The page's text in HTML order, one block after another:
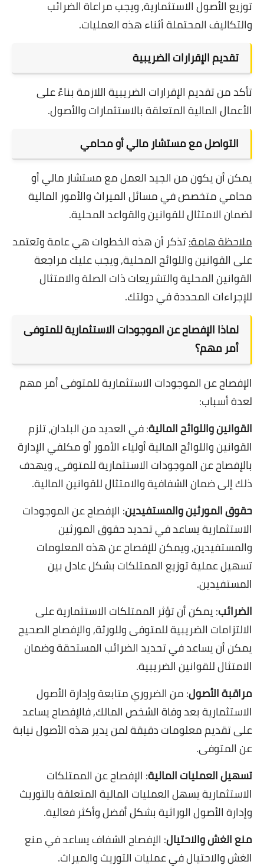
توزيع الأصول الاستثمارية, ويجب مراعاة الضرائب
والتكاليف المحتملة أثناء هذه العمليات.
تقديم الإقرارات الضريبية
تأكد من تقديم الإقرارات الضريبية اللازمة بناءً على
الأعمال المالية المتعلقة بالاستثمارات والأصول.
التواصل مع مستشار مالي أو محامي
يمكن أن يكون من الجيد العمل مع مستشار مالي أو
محامي متخصص في مسائل الميراث والأمور المالية
لضمان الامتثال للقوانين والقواعد المحلية.
ملاحظة هامة:تذكر أن هذه الخطوات هي عامة وتعتمد
على القوانين واللوائح المحلية, ويجب عليك مراجعة
القوانين المحلية والتشريعات ذات الصلة والامتثال
للإجراءات المحددة في دولتك.
لماذا الإفصاح عن الموجودات الاستثمارية للمتوفى
أمر مهم؟
الإفصاح عن الموجودات الاستثمارية للمتوفى أمر مهم
لعدة أسباب:
القوانين واللوائح المالية: في العديد من البلدان، تلزم
القوانين واللوائح المالية أولياء الأمور أو مكلفي الإدارة
بالإفصاح عن الموجودات الاستثمارية للمتوفى, ويهدف
ذلك إلى ضمان الشفافية والامتثال للقوانين المالية.
حقوق المورثين والمستفيدين: الإفصاح عن الموجودات
الاستثمارية يساعد في تحديد حقوق المورثين
والمستفيدين, ويمكن للإفصاح عن هذه المعلومات
تسهيل عملية توزيع الممتلكات بشكل عادل بين
المستفيدين.
الضرائب: يمكن أن تؤثر الممتلكات الاستثمارية على
الالتزامات الضريبية للمتوفى وللورثة, والإفصاح الصحيح
يمكن أن يساعد في تحديد الضرائب المستحقة وضمان
الامتثال للقوانين الضريبية.
مراقبة الأصول: من الضروري متابعة وإدارة الأصول
الاستثمارية بعد وفاة الشخص المالك, فالإفصاح يساعد
على تقديم معلومات دقيقة لمن يدير هذه الأصول نيابة
عن المتوفى.
تسهيل العمليات المالية: الإفصاح عن الممتلكات
الاستثمارية يسهل العمليات المالية المتعلقة بالتوريث
وإدارة الأصول الوراثية بشكل أفضل وأكثر فعالية.
منع الغش والاحتيال: الإفصاح الشفاف يساعد في منع
الغش والاحتيال في عمليات التوريث والميراث.